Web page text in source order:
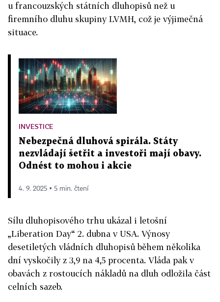
u francouzských státních dluhopisů než u
firemního dluhu skupiny LVMH, což je výjimečná
situace.
INVESTICE
Nebezpečná dluhová spirála. Státy
nezvládají šetřit a investoři mají obavy.
Odnést to mohou i akcie
4. 9. 2025 ▪ 5 min. čtení
Sílu dluhopisového trhu ukázal i letošní
„Liberation Day“ 2. dubna v USA. Výnosy
desetiletých vládních dluhopisů během několika
dní vyskočily z 3,9 na 4,5 procenta. Vláda pak v
obavách z rostoucích nákladů na dluh odložila část
celních sazeb.